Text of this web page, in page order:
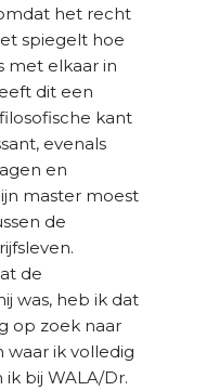
het recht
spiegelt hoe
met elkaar in
dit een
kant
evenals
en
master moest
de
de
was, heb ik dat
op zoek naar
ik volledig
bij WALA/Dr.